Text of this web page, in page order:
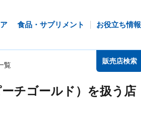
食品・サプリメント お役立ち情報
覧 販売店検索
チゴールド）を扱う店